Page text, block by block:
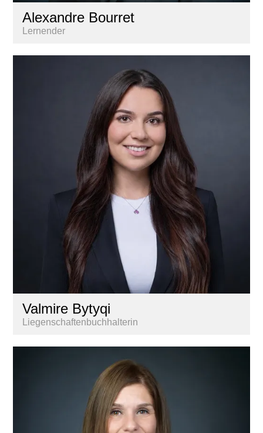
Alexandre Bourret
Lernender
Valmire Bytyqi
Liegenschaftenbuchhalterin